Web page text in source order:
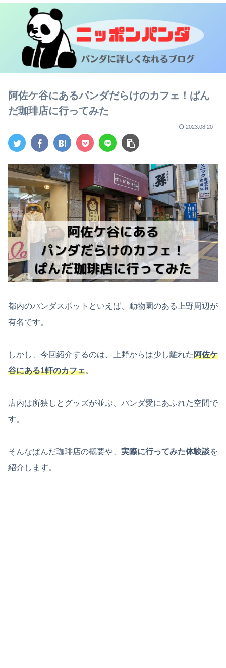
阿佐ケ谷にあるパンダだらけのカフェ！ぱん
だ珈琲店に行ってみた
2023.08.20
都内のパンダスポットといえば、動物園のある上野周辺が
有名です。
しかし、今回紹介するのは、上野からは少し離れた阿佐ケ
谷にある1軒のカフェ。
店内は所狭しとグッズが並ぶ、パンダ愛にあふれた空間で
す。
そんなぱんだ珈琲店の概要や、 実際に行ってみた体験談を
紹介します。